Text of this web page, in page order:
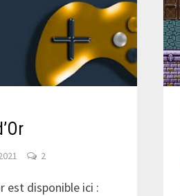
2
est disponible ici :